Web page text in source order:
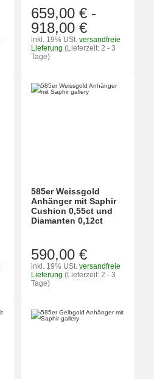
659,00 € -
918,00 €
inkl. 19% USt. versandfreie
Lieferung (Lieferzeit: 2 - 3
Tage)
585er Weissgold
Anhänger mit Saphir
Cushion 0,55ct und
Diamanten 0,12ct
590,00 €
inkl. 19% USt. versandfreie
Lieferung (Lieferzeit: 2 - 3
Tage)